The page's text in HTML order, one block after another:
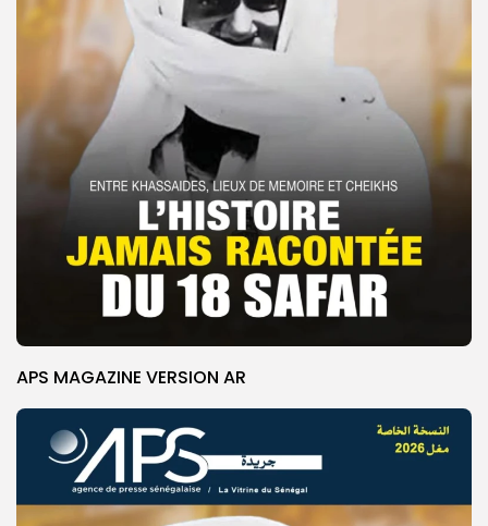
APS MAGAZINE VERSION AR